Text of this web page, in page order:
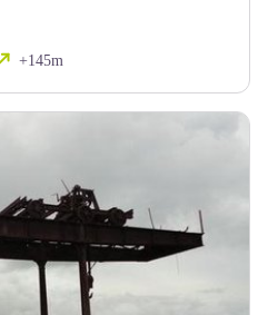
+145m